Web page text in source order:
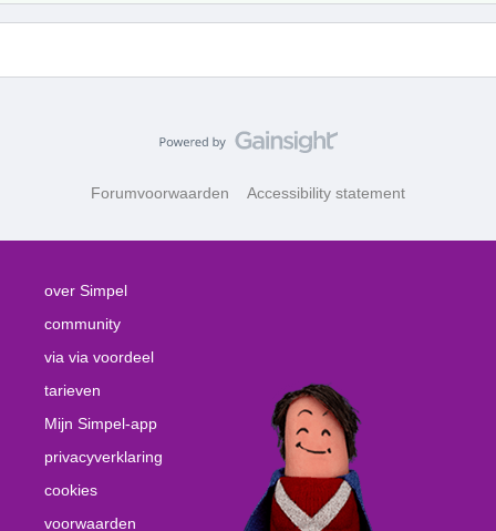
Forumvoorwaarden Accessibility statement
over Simpel
community
via via voordeel
tarieven
Mijn Simpel-app
privacyverklaring
cookies
voorwaarden